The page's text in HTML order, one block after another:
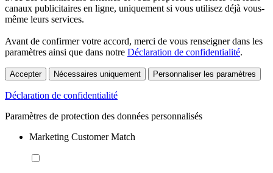
canaux publicitaires en ligne, uniquement si vous utilisez déjà vous-
même leurs services.
Avant de confirmer votre accord, merci de vous renseigner dans les
paramètres ainsi que dans notre Déclaration de confidentialité.
Accepter Nécessaires uniquement Personnaliser les paramètres
Déclaration de confidentialité
Paramètres de protection des données personnalisés
Marketing Customer Match